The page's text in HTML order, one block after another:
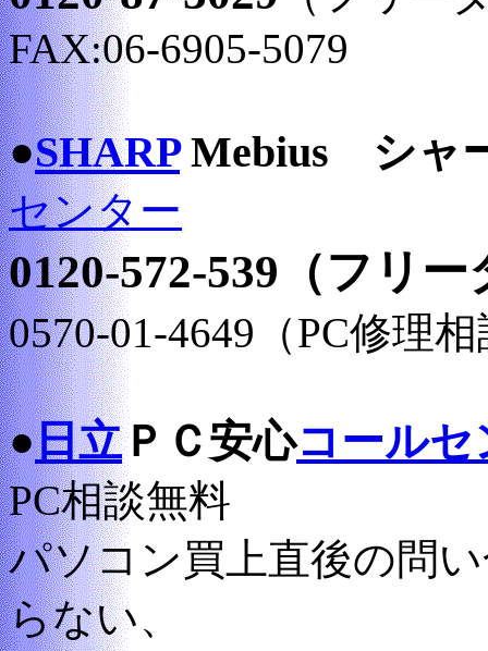
FAX:06-6905-5079
●SHARPMebius シャ
センター
0120-572-539（フリ
0570-01-4649（PC修理
●日立ＰＣ安心コールセ
PC相談無料
パソコン買上直後の問
らない、